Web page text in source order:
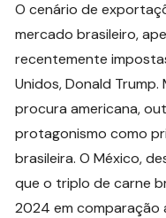
O cenário de
mercado brasileiro,
recentemente
Unidos, Donald
procura americana,
protagonismo como
brasileira. O México,
que o triplo de carne
2024 em comparação